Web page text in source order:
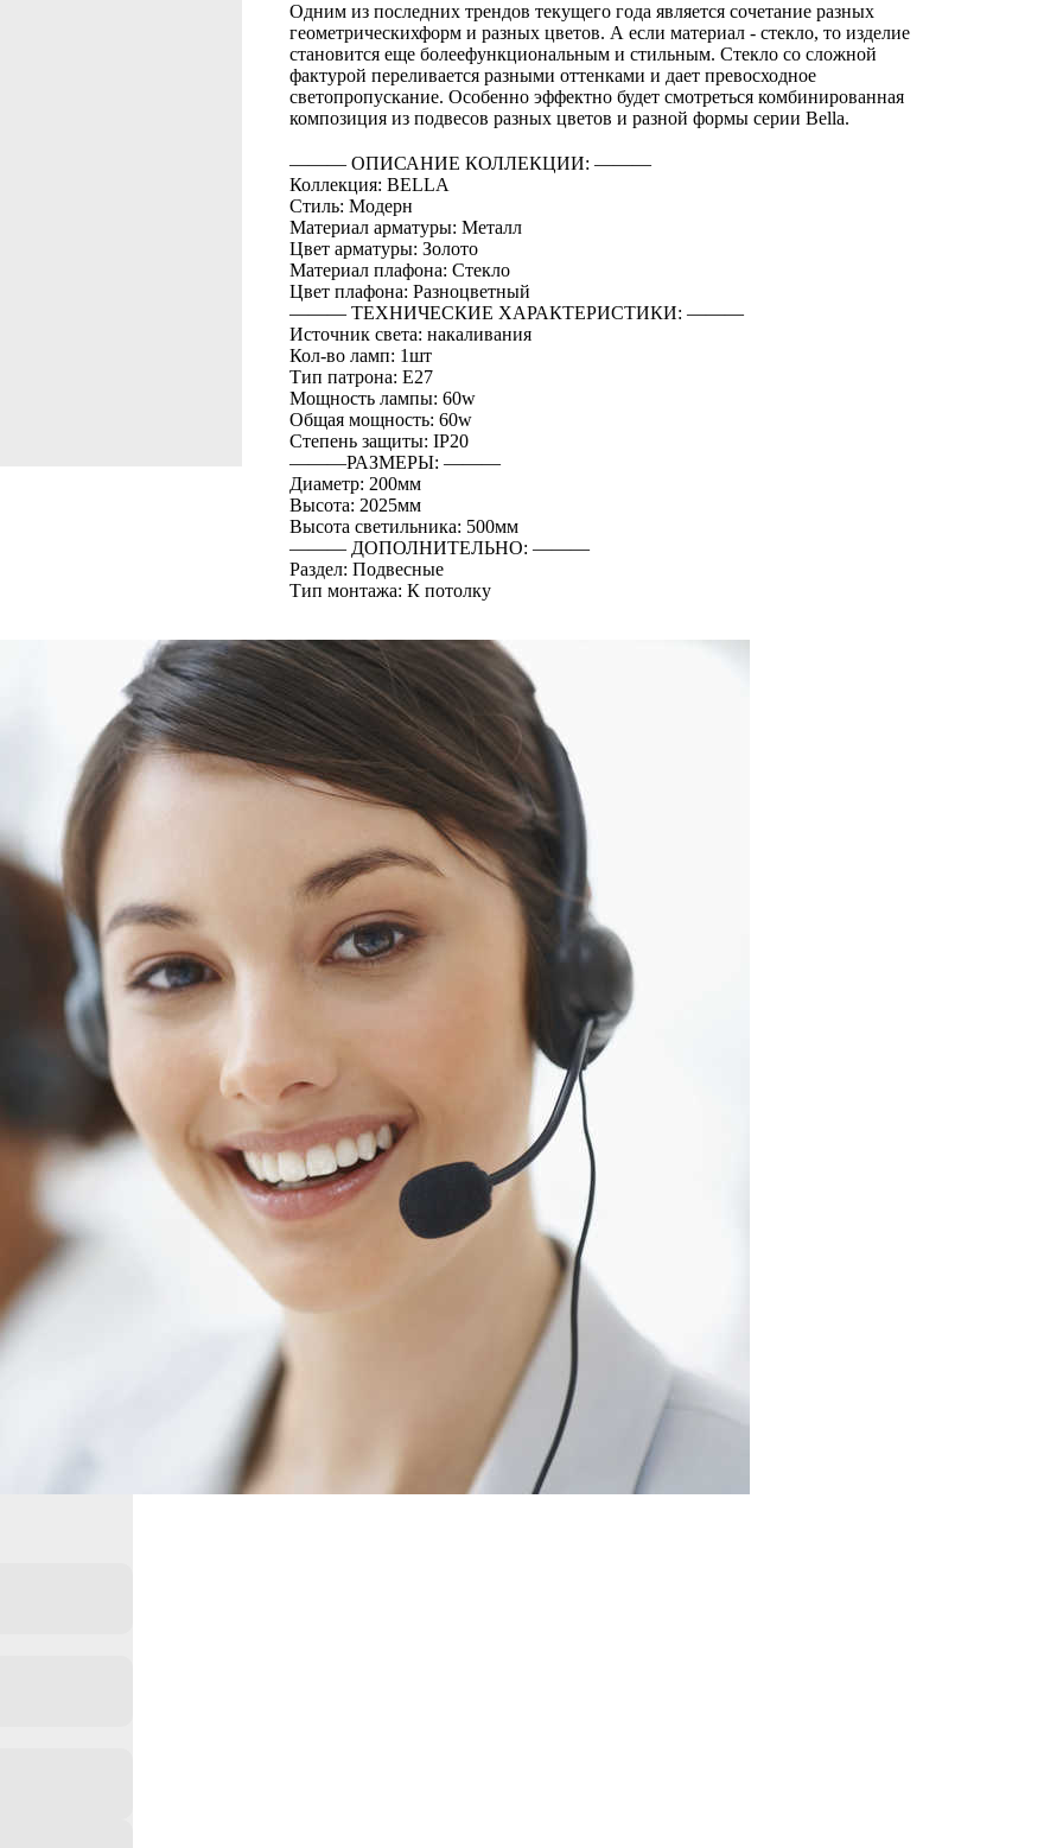
Одним из последних трендов текущего года является сочетание разных
геометрическихформ и разных цветов. А если материал - стекло, то изделие
становится еще болеефункциональным и стильным. Стекло со сложной
фактурой переливается разными оттенками и дает превосходное
светопропускание. Особенно эффектно будет смотреться комбинированная
композиция из подвесов разных цветов и разной формы серии Bella.
――― ОПИСАНИЕ КОЛЛЕКЦИИ: ―――
Коллекция: BELLA
Стиль: Модерн
Материал арматуры: Металл
Цвет арматуры: Золото
Материал плафона: Стекло
Цвет плафона: Разноцветный
――― ТЕХНИЧЕСКИЕ ХАРАКТЕРИСТИКИ: ―――
Источник света: накаливания
Кол-во ламп: 1шт
Тип патрона: E27
Мощность лампы: 60w
Общая мощность: 60w
Степень защиты: IP20
―――РАЗМЕРЫ: ―――
Диаметр: 200мм
Высота: 2025мм
Высота светильника: 500мм
――― ДОПОЛНИТЕЛЬНО: ―――
Раздел: Подвесные
Тип монтажа: К потолку